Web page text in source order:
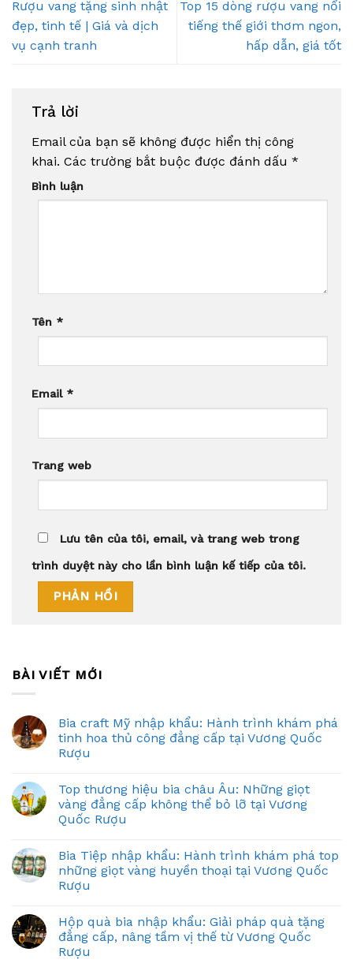
Rượu vang tặng sinh nhật
đẹp, tinh tế | Giá và dịch
vụ cạnh tranh
Top 15 dòng rượu vang nổi
tiếng thế giới thơm ngon,
hấp dẫn, giá tốt
Trả lời
Email của bạn sẽ không được hiển thị công
khai. Các trường bắt buộc được đánh dấu *
Bình luận
Tên *
Email *
Trang web
Lưu tên của tôi, email, và trang web trong
trình duyệt này cho lần bình luận kế tiếp của tôi.
BÀI VIẾT MỚI
Bia craft Mỹ nhập khẩu: Hành trình khám phá
tinh hoa thủ công đẳng cấp tại Vương Quốc
Rượu
Top thương hiệu bia châu Âu: Những giọt
vàng đẳng cấp không thể bỏ lỡ tại Vương
Quốc Rượu
Bia Tiệp nhập khẩu: Hành trình khám phá top
những giọt vàng huyền thoại tại Vương Quốc
Rượu
Hộp quà bia nhập khẩu: Giải pháp quà tặng
đẳng cấp, nâng tầm vị thế từ Vương Quốc
Rượu